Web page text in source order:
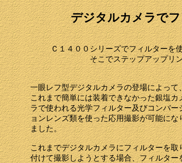
デジタルカメラで
Ｃ１４００シリーズでフィルターを
そこでステップアップリ
一眼レフ型デジタルカメラの登場によって
これまで簡単には装着できなかった銀塩カ
ラで使われる光学フィルター及びコンバー
ョンレンズ類を使った応用撮影が可能にな
ました。
これまでデジタルカメラにフィルターを取
付けて撮影しようとする場合、フィルター